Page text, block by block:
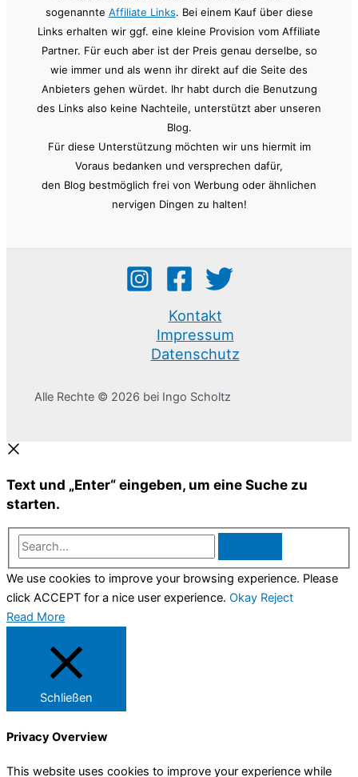
sogenannte Affiliate Links. Bei einem Kauf über diese
Links erhalten wir ggf. eine kleine Provision vom Affiliate
Partner. Für euch aber ist der Preis genau derselbe, so
wie immer und als wenn ihr direkt auf die Seite des
Anbieters gehen würdet. Ihr habt durch die Benutzung
des Links also keine Nachteile, unterstützt aber unseren
Blog.
Für diese Unterstützung möchten wir uns hiermit im
Voraus bedanken und versprechen dafür,
den Blog bestmöglich frei von Werbung oder ähnlichen
nervigen Dingen zu halten!
Kontakt
Impressum
Datenschutz
Alle Rechte © 2026 bei Ingo Scholtz
Text und „Enter“ eingeben, um eine Suche zu
starten.
Search...
We use cookies to improve your browsing experience. Please
click ACCEPT for a nice user experience. Okay Reject
Read More
Schließen
Privacy Overview
This website uses cookies to improve your experience while